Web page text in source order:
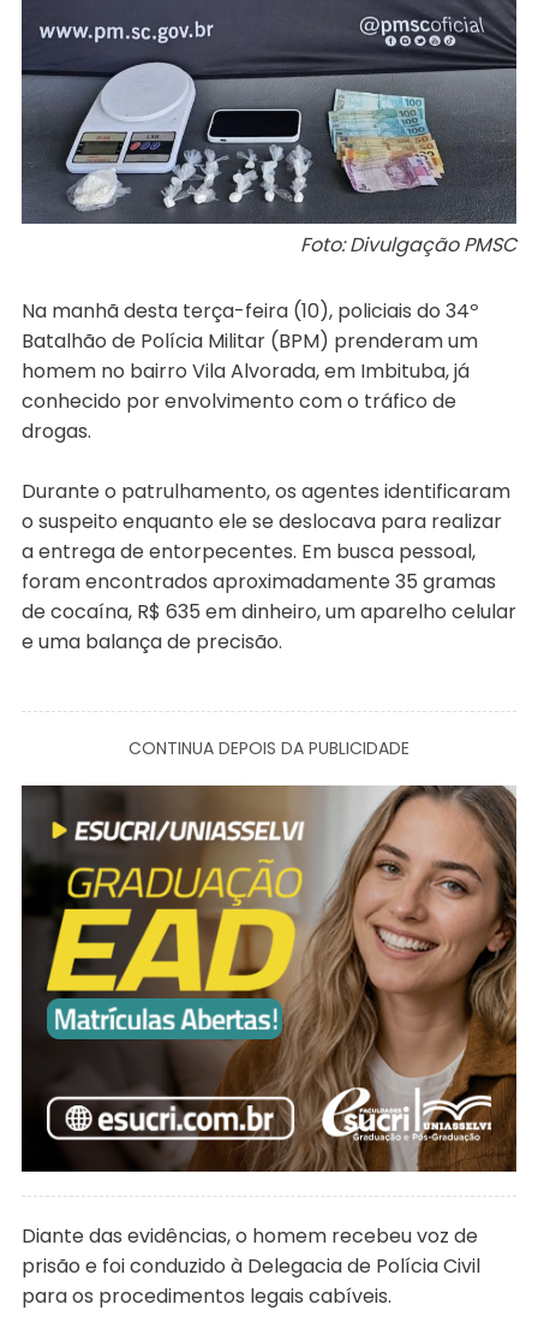
Foto: Divulgação PMSC
Na manhã desta terça-feira (10), policiais do 34º
Batalhão de Polícia Militar (BPM) prenderam um
homem no bairro Vila Alvorada, em Imbituba, já
conhecido por envolvimento com o tráfico de
drogas.
Durante o patrulhamento, os agentes identificaram
o suspeito enquanto ele se deslocava para realizar
a entrega de entorpecentes. Em busca pessoal,
foram encontrados aproximadamente 35 gramas
de cocaína, R$ 635 em dinheiro, um aparelho celular
e uma balança de precisão.
CONTINUA DEPOIS DA PUBLICIDADE
Diante das evidências, o homem recebeu voz de
prisão e foi conduzido à Delegacia de Polícia Civil
para os procedimentos legais cabíveis.